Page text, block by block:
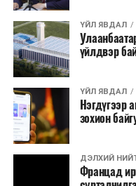
байгууламжаас гардаг
аргаар
зориулалттай. Лагийг
эзлэхүүн нь 90
болон бусад өвчин
боломжтой.
Түүнчлэн шаталтын
болон дулааны
болдог. Зарим
үлдэх үнснээс
ҮЙЛ ЯВДАЛ
үйлдвэр
ҮЙЛ ЯВДАЛ
Нэгдүгээр
зохион
ДЭЛХИЙ
Францад